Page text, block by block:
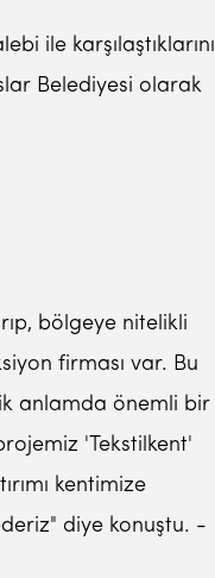
ile karşılaştıklarını
Belediyesi olarak
bölgeye nitelikli
firması var. Bu
anlamda önemli bir
'Tekstilkent'
kentimize
diye konuştu. -